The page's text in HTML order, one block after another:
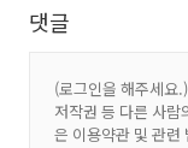
댓글